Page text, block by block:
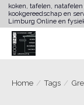
koken, tafelen,
kookgereedschap en
Limburg Online en
Home / Tags /